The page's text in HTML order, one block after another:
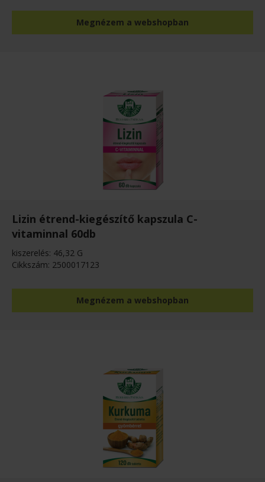
Megnézem a webshopban
Lizin étrend-kiegészítő kapszula C-
vitaminnal 60db
kiszerelés: 46,32 G
Cikkszám: 2500017123
Megnézem a webshopban